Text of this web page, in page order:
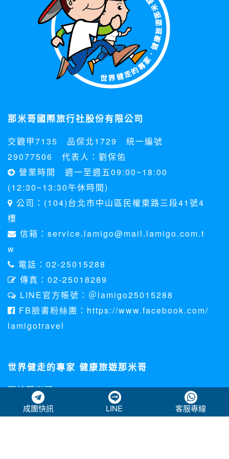
成團快訊 LINE 客服專線
那米哥國際旅行社股份有限公司
交觀甲7135 品保北1729 統一編號
29077506 代表人：劉保佑
營業時間 週一至週五09:00~18:00
(12:30~13:30午休時間)
公司：(104)台北市中山區民權東路三段41號4
樓
信箱：service.lamigo@mail.lamigo.com.t
w
電話：02-25015288
傳真：02-25018289
LINE官方帳號：＠lamigo25015288
FB臉書粉絲團：https://www.facebook.com/
lamigotravel
世界健走的專家 健康旅遊那米哥
關於那米哥
個資法聲明
客訴處理專區